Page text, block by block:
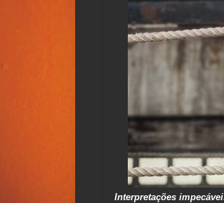
Interpretações